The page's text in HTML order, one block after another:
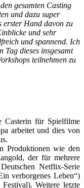
gesamten Casting
und dazu super
erster Hand davon zu
und sehr
und spannend. Ich
Tag dieses insgesamt
teilnehmen zu
Casterin für Spielfilme
arbeitet und dies von
Produktionen wie den
der für mehrere
Netflix-Serie
verborgenes Leben“)
Weitere letzte